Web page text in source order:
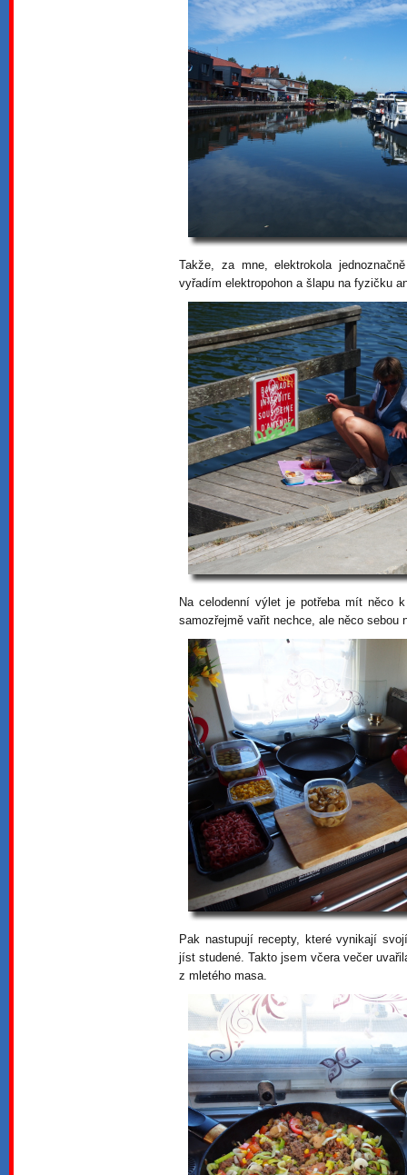
Takže, za mne, elektrokola
vyřadím elektropohon a šlapu na fyzičku
Na celodenní výlet je potřeba mít něco
samozřejmě vařit nechce, ale něco sebou
Pak nastupují recepty, které vynikají
jíst studené. Takto jsem včera večer
z mletého masa.